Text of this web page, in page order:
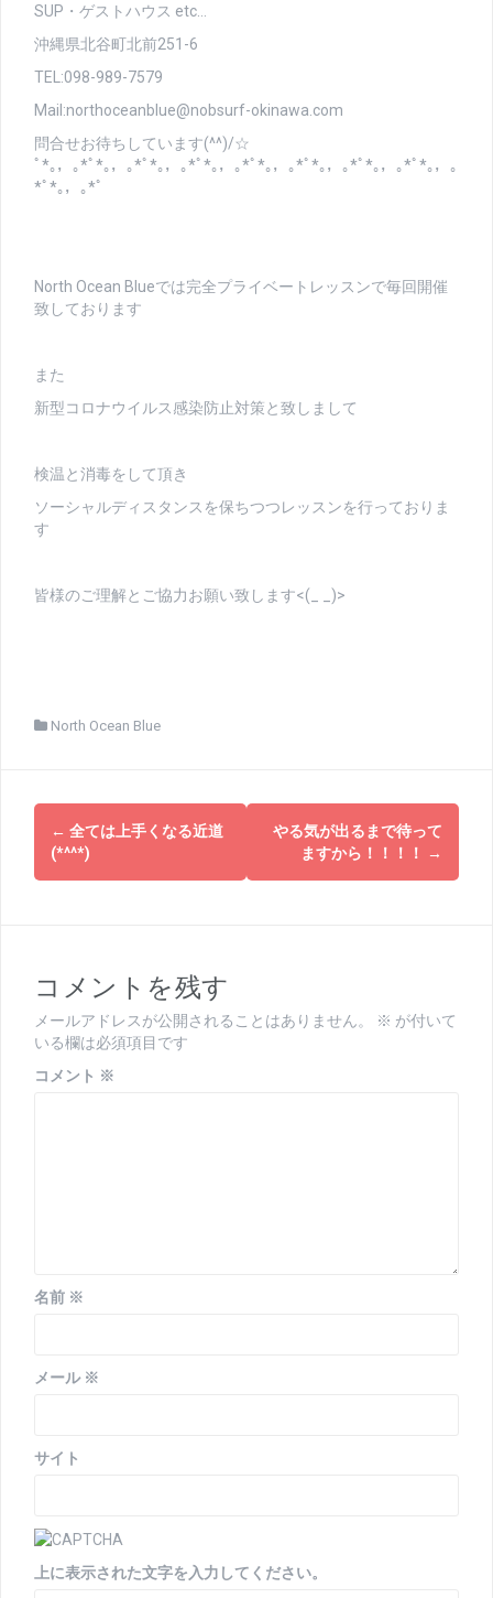
SUP・ゲストハウス etc…
沖縄県北谷町北前251-6
TEL:098-989-7579
Mail:northoceanblue@nobsurf-okinawa.com
問合せお待ちしています(^^)/☆
ﾟ*｡，｡*ﾟ*｡，｡*ﾟ*｡，｡*ﾟ*｡，｡*ﾟ*｡，｡*ﾟ*｡，｡*ﾟ*｡，｡*ﾟ*｡，｡
*ﾟ*｡，｡*ﾟ
North Ocean Blueでは完全プライベートレッスンで毎回開催
致しております
また
新型コロナウイルス感染防止対策と致しまして
検温と消毒をして頂き
ソーシャルディスタンスを保ちつつレッスンを行っておりま
す
皆様のご理解とご協力お願い致します<(_ _)>
North Ocean Blue
投
稿
ゲ
ー
シ
ョ
← 全ては上手くなる近道
(*^^*)
やる気が出るまで待って
ますから！！！！
→
コメントを残す
メールアドレスが公開されることはありません。 ※ が付いて
いる欄は必須項目です
コメント ※
名前 ※
メール ※
サイト
上に表示された文字を入力してください。